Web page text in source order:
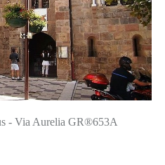
- Via Aurelia GR®653A